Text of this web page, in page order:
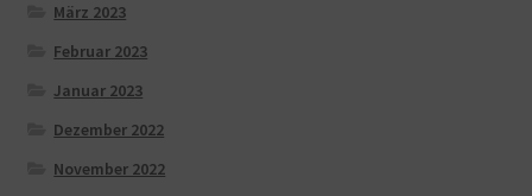
März 2023
Februar 2023
Januar 2023
Dezember 2022
November 2022